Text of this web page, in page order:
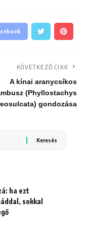
KÖVETKEZŐ CIKK
A kínai aranycsíkos
(Phyllostachys
gondozása
ha ezt
sokkal